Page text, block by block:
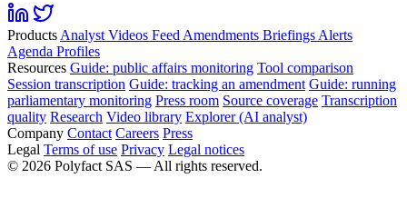
Products Analyst Videos Feed Amendments Briefings Alerts
Agenda Profiles
Resources Guide: public affairs monitoring Tool comparison
Session transcription Guide: tracking an amendment Guide: running
parliamentary monitoring Press room Source coverage Transcription
quality Research Video library Explorer (AI analyst)
Company Contact Careers Press
Legal Terms of use Privacy Legal notices
© 2026 Polyfact SAS — All rights reserved.